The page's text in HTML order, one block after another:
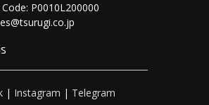
Code: P0010L200000
| Instagram | Telegram